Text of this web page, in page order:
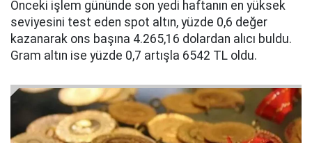
Önceki işlem gününde son yedi haftanın en yüksek
seviyesini test eden spot altın, yüzde 0,6 değer
kazanarak ons başına 4.265,16 dolardan alıcı buldu.
Gram altın ise yüzde 0,7 artışla 6542 TL oldu.